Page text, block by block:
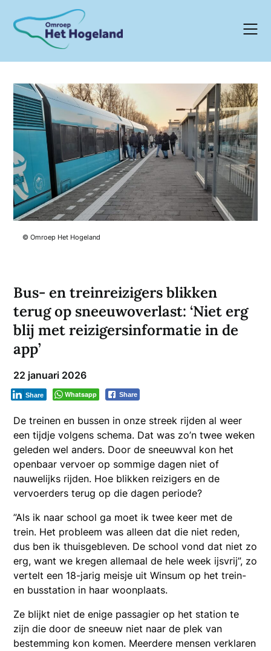
content
© Omroep Het Hogeland
Bus- en treinreizigers blikken
terug op sneeuwoverlast: ‘Niet erg
blij met reizigersinformatie in de
app’
22 januari 2026
Whatsapp Share
Share
De treinen en bussen in onze streek rijden al weer
een tijdje volgens schema. Dat was zo’n twee weken
geleden wel anders. Door de sneeuwval kon het
openbaar vervoer op sommige dagen niet of
nauwelijks rijden. Hoe blikken reizigers en de
vervoerders terug op die dagen periode?
”Als ik naar school ga moet ik twee keer met de
trein. Het probleem was alleen dat die niet reden,
dus ben ik thuisgebleven. De school vond dat niet zo
erg, want we kregen allemaal de hele week ijsvrij”, zo
vertelt een 18-jarig meisje uit Winsum op het trein-
en busstation in haar woonplaats.
Ze blijkt niet de enige passagier op het station te
zijn die door de sneeuw niet naar de plek van
bestemming kon komen. Meerdere mensen verklaren